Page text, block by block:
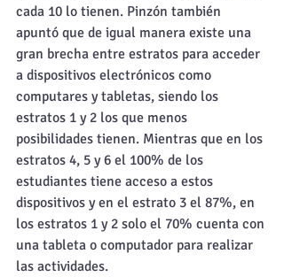
cada 10 lo tienen. Pinzón también
apuntó que de igual manera existe una
gran brecha entre estratos para acceder
a dispositivos electrónicos como
computares y tabletas, siendo los
estratos 1 y 2 los que menos
posibilidades tienen. Mientras que en los
estratos 4, 5 y 6 el 100% de los
estudiantes tiene acceso a estos
dispositivos y en el estrato 3 el 87%, en
los estratos 1 y 2 solo el 70% cuenta con
una tableta o computador para realizar
las actividades.